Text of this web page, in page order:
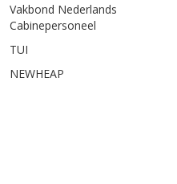
Vakbond Nederlands
Cabinepersoneel
TUI
NEWHEAP